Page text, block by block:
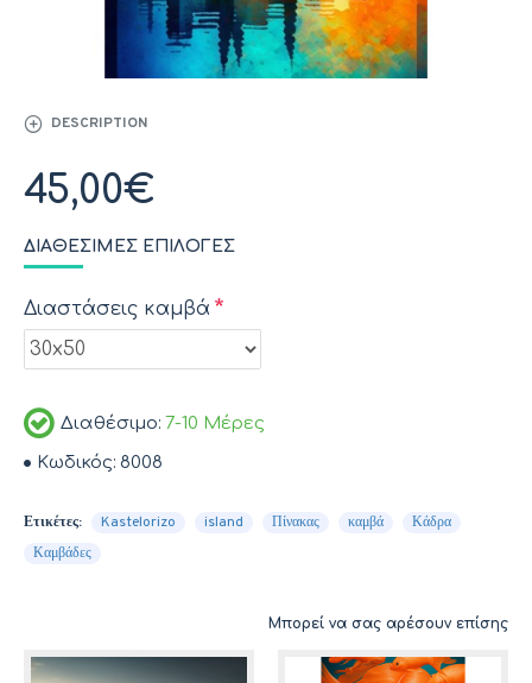
DESCRIPTION
Διαθέσιμο: 7-10 Μέρες
Κωδικός: 8008
45,00€
ΔΙΑΘΈΣΙΜΕΣ ΕΠΙΛΟΓΈΣ
Διαστάσεις καμβά
Ετικέτες: Kastelorizo island Πίνακας καμβά
Κάδρα
Καμβάδες
Μπορεί να σας αρέσουν επίσης